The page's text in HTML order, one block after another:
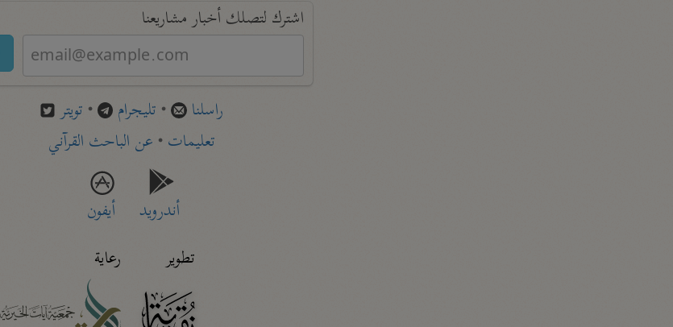
اشترك لتصلك أخبار مشاريعنا
راسلنا • تليجرام • تويتر
تعليمات• عن الباحث القرآني
أندرويد
أيفون
تطوير
رعاية